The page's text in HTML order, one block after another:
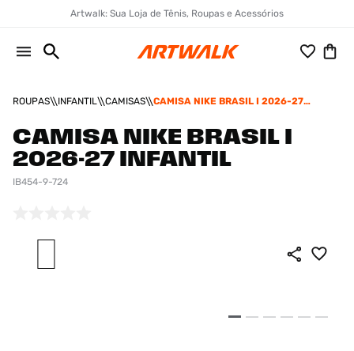
Artwalk: Sua Loja de Tênis, Roupas e Acessórios
ROUPAS INFANTIL CAMISAS
CAMISA NIKE BRASIL I 2026-27
CAMISA NIKE BRASIL I
2026-27 INFANTIL
IB454-9-724